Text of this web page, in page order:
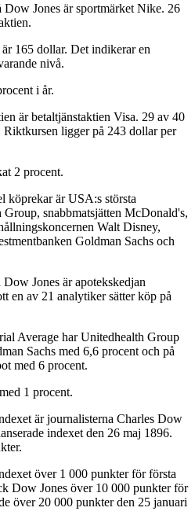
Dow Jones är sportmärket Nike. 26
165 dollar. Det indikerar en
nivå.
i år.
är betaltjänstaktien Visa. 29 av 40
ligger på 243 dollar per
2 procent.
köprekar är USA:s största
snabbmatsjätten McDonald's,
Walt Disney,
Goldman Sachs och
Jones är apotekskedjan
en av 21 analytiker sätter köp på
Average har Unitedhealth Group
Sachs med 6,6 procent och på
med 6 procent.
1 procent.
är journalisterna Charles Dow
indexet den 26 maj 1896.
över 1 000 punkter för första
Dow Jones över 10 000 punkter för
över 20 000 punkter den 25 januari